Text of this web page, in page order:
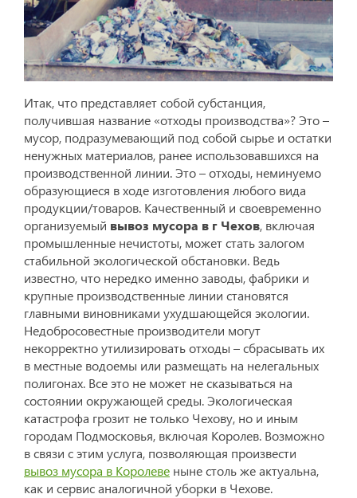
Итак, что представляет собой субстанция,
получившая название «отходы производства»? Это –
мусор, подразумевающий под собой сырье и остатки
ненужных материалов, ранее использовавшихся на
производственной линии. Это – отходы, неминуемо
образующиеся в ходе изготовления любого вида
продукции/товаров. Качественный и своевременно
организуемый вывоз мусора в г Чехов, включая
промышленные нечистоты, может стать залогом
стабильной экологической обстановки. Ведь
известно, что нередко именно заводы, фабрики и
крупные производственные линии становятся
главными виновниками ухудшающейся экологии.
Недобросовестные производители могут
некорректно утилизировать отходы – сбрасывать их
в местные водоемы или размещать на нелегальных
полигонах. Все это не может не сказываться на
состоянии окружающей среды. Экологическая
катастрофа грозит не только Чехову, но и иным
городам Подмосковья, включая Королев. Возможно
в связи с этим услуга, позволяющая произвести
вывоз мусора в Королеве ныне столь же актуальна,
как и сервис аналогичной уборки в Чехове.